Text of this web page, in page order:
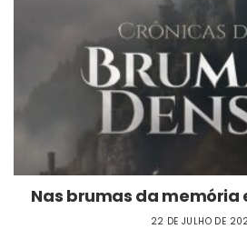
Nas brumas da memória
22 DE JULHO DE